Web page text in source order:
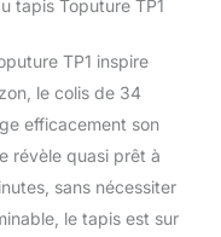
régler la
ou la
du tapis
tapis
connectés
telles
» et
tapis Toputure TP1
TP1 inspire
le colis de 34
efficacement son
révèle quasi prêt à
sans nécessiter
le tapis est sur